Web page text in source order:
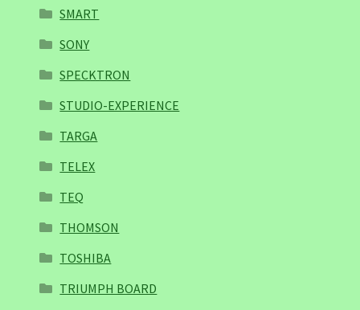
SMART
SONY
SPECKTRON
STUDIO-EXPERIENCE
TARGA
TELEX
TEQ
THOMSON
TOSHIBA
TRIUMPH BOARD